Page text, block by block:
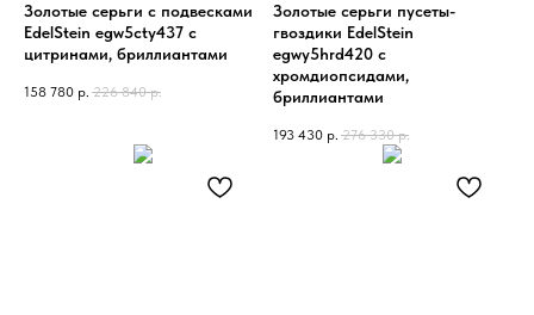
Золотые серьги с подвесками
EdelStein egw5cty437 с
цитринами, бриллиантами
158 780 р. 226 840 р.
Золотые серьги пусеты-
гвоздики EdelStein
egwy5hrd420 с
хромдиопсидами,
бриллиантами
193 430 р. 276 330 р.